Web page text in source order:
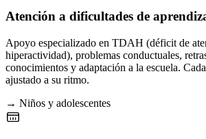
Atención a dificultades de
Apoyo especializado en TDAH (déficit de
hiperactividad), problemas conductuales,
conocimientos y adaptación a la escuela.
ajustado a su ritmo.
→ Niños y adolescentes